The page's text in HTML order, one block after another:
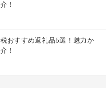
！
おすすめ返礼品5選！魅力か
！